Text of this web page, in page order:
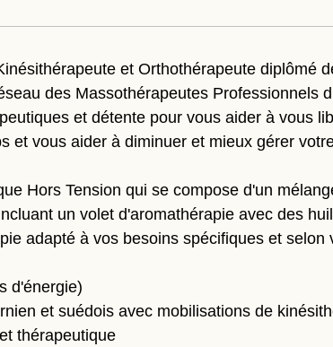
et Orthothérapeute diplômé
des Massothérapeutes Professionnels
et détente pour vous aider à vous
et vous aider à diminuer et mieux gérer
Hors Tension qui se compose d'un
un volet d'aromathérapie avec des
adapté à vos besoins spécifiques et selon
d'énergie)
et suédois avec mobilisations de
thérapeutique